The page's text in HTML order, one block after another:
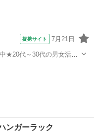
提携サイト 7月21日
★20代～30代の男女活躍
ンガーラック